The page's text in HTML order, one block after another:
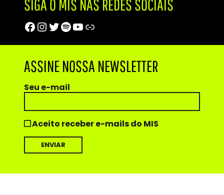
SIGA O MIS NAS REDES SOCIAIS
Facebook
Instagram
Twitter
Spotify
Youtube
Trip Advisor
ASSINE NOSSA NEWSLETTER
Seu e-mail
Aceito receber e-mails do MIS